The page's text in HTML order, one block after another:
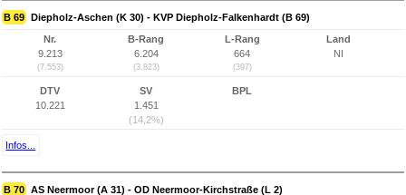
B 69 Diepholz-Aschen (K 30) - KVP Diepholz-Falkenhardt (B 69)
Nr.
9.213
(7.553)
B-Rang
6.204
(3.823)
L-Rang
664
(397)
Land
NI
DTV
10.221
SV
1.451
(14,2%)
BPL
Infos...
B 70 AS Neermoor (A 31) - OD Neermoor-Kirchstraße (L 2)